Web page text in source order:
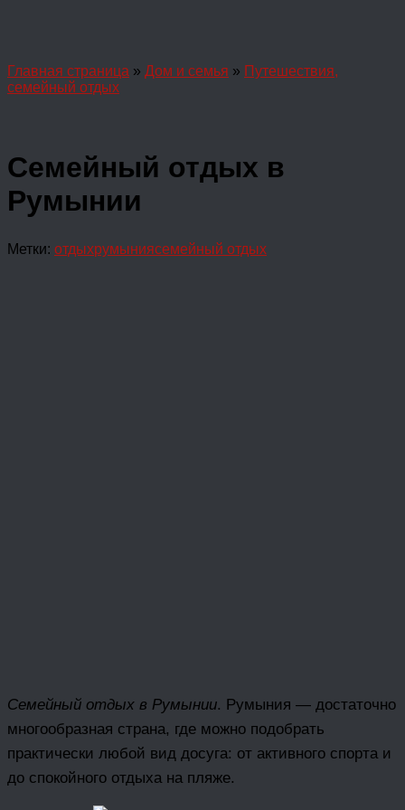
Главная страница » Дом и семья » Путешествия,
семейный отдых
Семейный отдых в
Румынии
Метки: отдыхрумыниясемейный отдых
Семейный отдых в Румынии. Румыния — достаточно
многообразная страна, где можно подобрать
практически любой вид досуга: от активного спорта и
до спокойного отдыха на пляже.